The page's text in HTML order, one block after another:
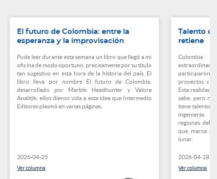
El futuro de Colombia: entre la
esperanza y la improvisación
Pude leer durante esta semana un libro que llegó a mi
oficina de modo oportuno, precisamente por su título
tan sugestivo en esta hora de la historia del país. El
libro lleva por nombre El futuro de Colombia,
desarrollado por Marble Headhunter y Valora
Analitik; ellos dieron vida a esta idea que Intermedio
Editores plasmó en varias páginas.
2026-04-25
Ver columna
Talento
retiene
Colombia
participaron
proyectos
Esta realidad
sabe, pero no
tiene talento
ingenieras y
regiones del
que marca el
lunar.
2026-04-18
Ver columna